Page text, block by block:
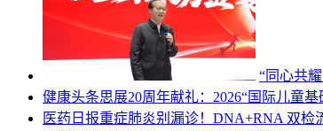
“同心共
健康头条思展20周年献礼：2026“国际儿童
医药日报重症肺炎别漏诊！DNA+RNA 双检